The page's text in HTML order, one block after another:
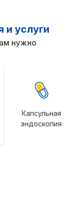
услуги
нужно
Капсульная
эндоскопия